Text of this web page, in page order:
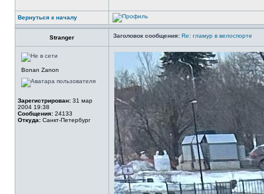
Вернуться к началу
Stranger Заголовок сообщения: Re: гламур в велоспорте
Bonan Zanon
Зарегистрирован: 31 мар
2004 19:38
Сообщения: 24133
Откуда: Санкт-Петербург